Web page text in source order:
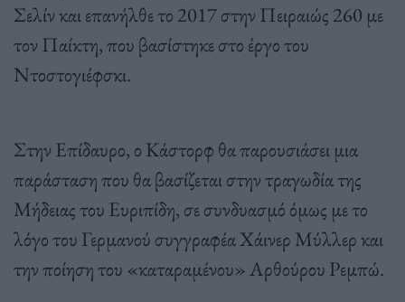
Σελίν και επανήλθε το 2017 στην Πειραιώς 260 με
τον Παίκτη, που βασίστηκε στο έργο του
Ντοστογιέφσκι.
Στην Επίδαυρο, ο Κάστορφ θα παρουσιάσει μια
παράσταση που θα βασίζεται στην τραγωδία της
Μήδειας του Ευριπίδη, σε συνδυασμό όμως με το
λόγο του Γερμανού συγγραφέα Χάινερ Μύλλερ και
την ποίηση του «καταραμένου» Αρθούρου Ρεμπώ.